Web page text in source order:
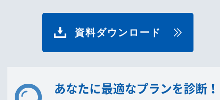
資料ダウンロード
あなたに最適なプランを診断！